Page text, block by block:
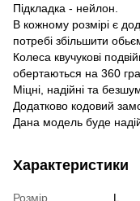
Підкладка - нейлон.
В кожному розмірі є
потребі збільшити
Колеса квучукові
обертаються на 360
Міцні, надійні та
Додатково кодовий
Дана модель буде
Характеристики
Розмір
L